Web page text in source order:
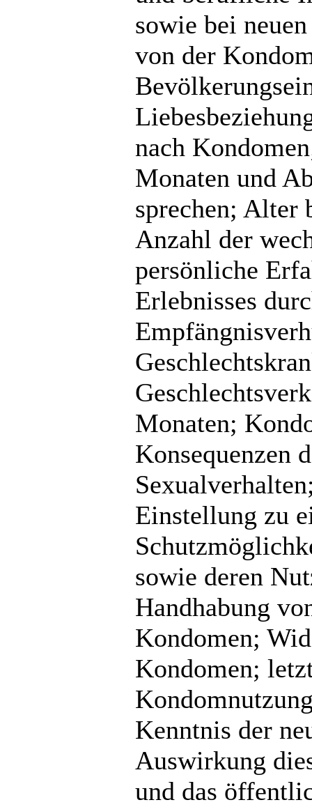
sowie bei
von der
nach
Monaten und
sprechen; Alter
Anzahl der
persönliche
Erlebnisses
Monaten;
Konsequenzen
Einstellung zu
sowie deren
Handhabung
Kondomen;
Kondomen;
Kenntnis der
Auswirkung
und das